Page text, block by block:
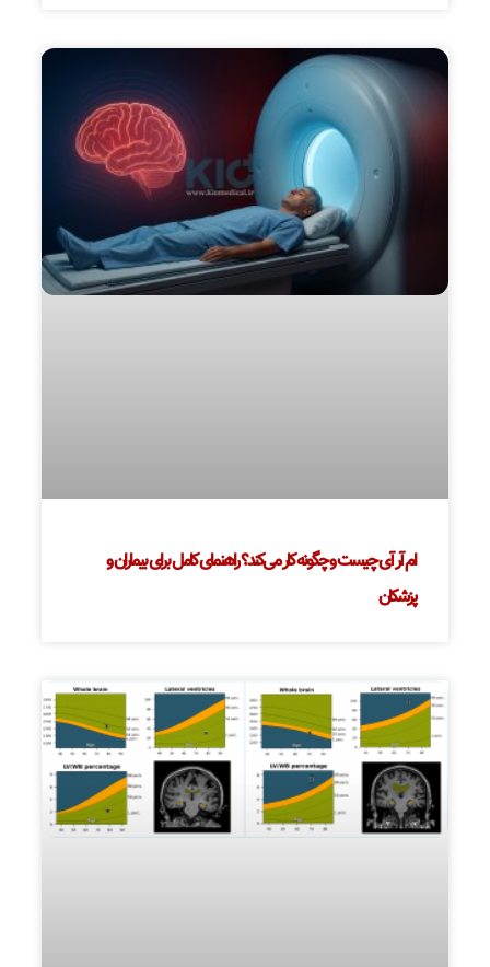
ام آر آی چیست و چگونه کار می‌کند؟ راهنمای کامل برای بیماران و
پزشکان